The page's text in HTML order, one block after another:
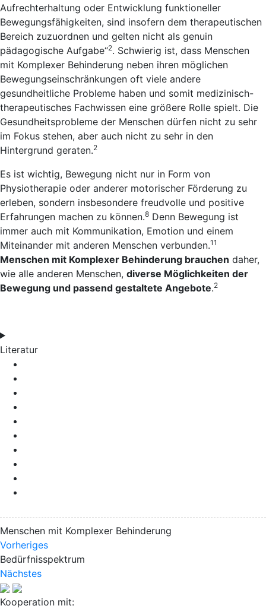
Aufrechterhaltung oder Entwicklung funktioneller
Bewegungsfähigkeiten, sind insofern dem therapeutischen
Bereich zuzuordnen und gelten nicht als genuin
pädagogische Aufgabe“2. Schwierig ist, dass Menschen
mit Komplexer Behinderung neben ihren möglichen
Bewegungseinschränkungen oft viele andere
gesundheitliche Probleme haben und somit medizinisch-
therapeutisches Fachwissen eine größere Rolle spielt. Die
Gesundheitsprobleme der Menschen dürfen nicht zu sehr
im Fokus stehen, aber auch nicht zu sehr in den
Hintergrund geraten.2
Es ist wichtig, Bewegung nicht nur in Form von
Physiotherapie oder anderer motorischer Förderung zu
erleben, sondern insbesondere freudvolle und positive
Erfahrungen machen zu können.8 Denn Bewegung ist
immer auch mit Kommunikation, Emotion und einem
Miteinander mit anderen Menschen verbunden.11
Menschen mit Komplexer Behinderung brauchen daher,
wie alle anderen Menschen, diverse Möglichkeiten der
Bewegung und passend gestaltete Angebote.2
Literatur
Menschen mit Komplexer Behinderung
Vorheriges
Bedürfnisspektrum
Nächstes
Kooperation mit: